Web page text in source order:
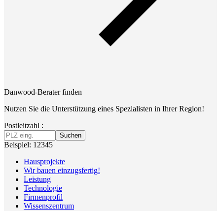
Danwood-Berater finden
Nutzen Sie die Unterstützung eines Spezialisten in Ihrer Region!
Postleitzahl :
Suchen
Beispiel: 12345
Hausprojekte
Wir bauen einzugsfertig!
Leistung
Technologie
Firmenprofil
Wissenszentrum